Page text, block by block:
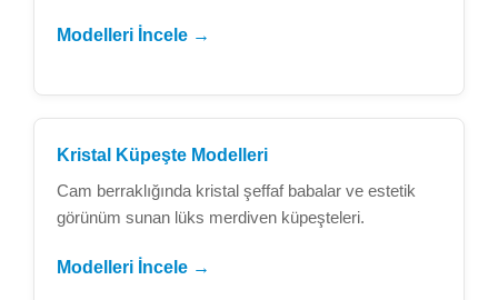
Modelleri İncele →
Kristal Küpeşte Modelleri
Cam berraklığında kristal şeffaf babalar ve estetik
görünüm sunan lüks merdiven küpeşteleri.
Modelleri İncele →